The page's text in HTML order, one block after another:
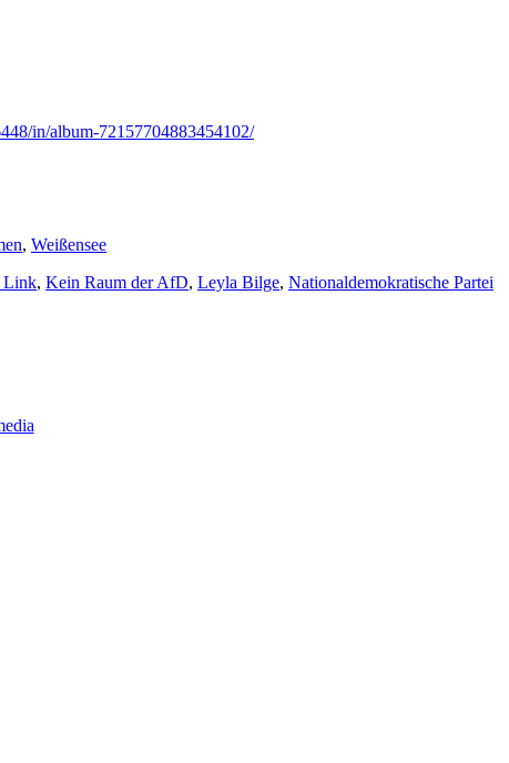
in/album-72157704883454102/
, Weißensee
Link, Kein Raum der AfD, Leyla Bilge, Nationaldemokratische Partei